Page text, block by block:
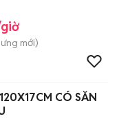
mới)
CÓ SẴN